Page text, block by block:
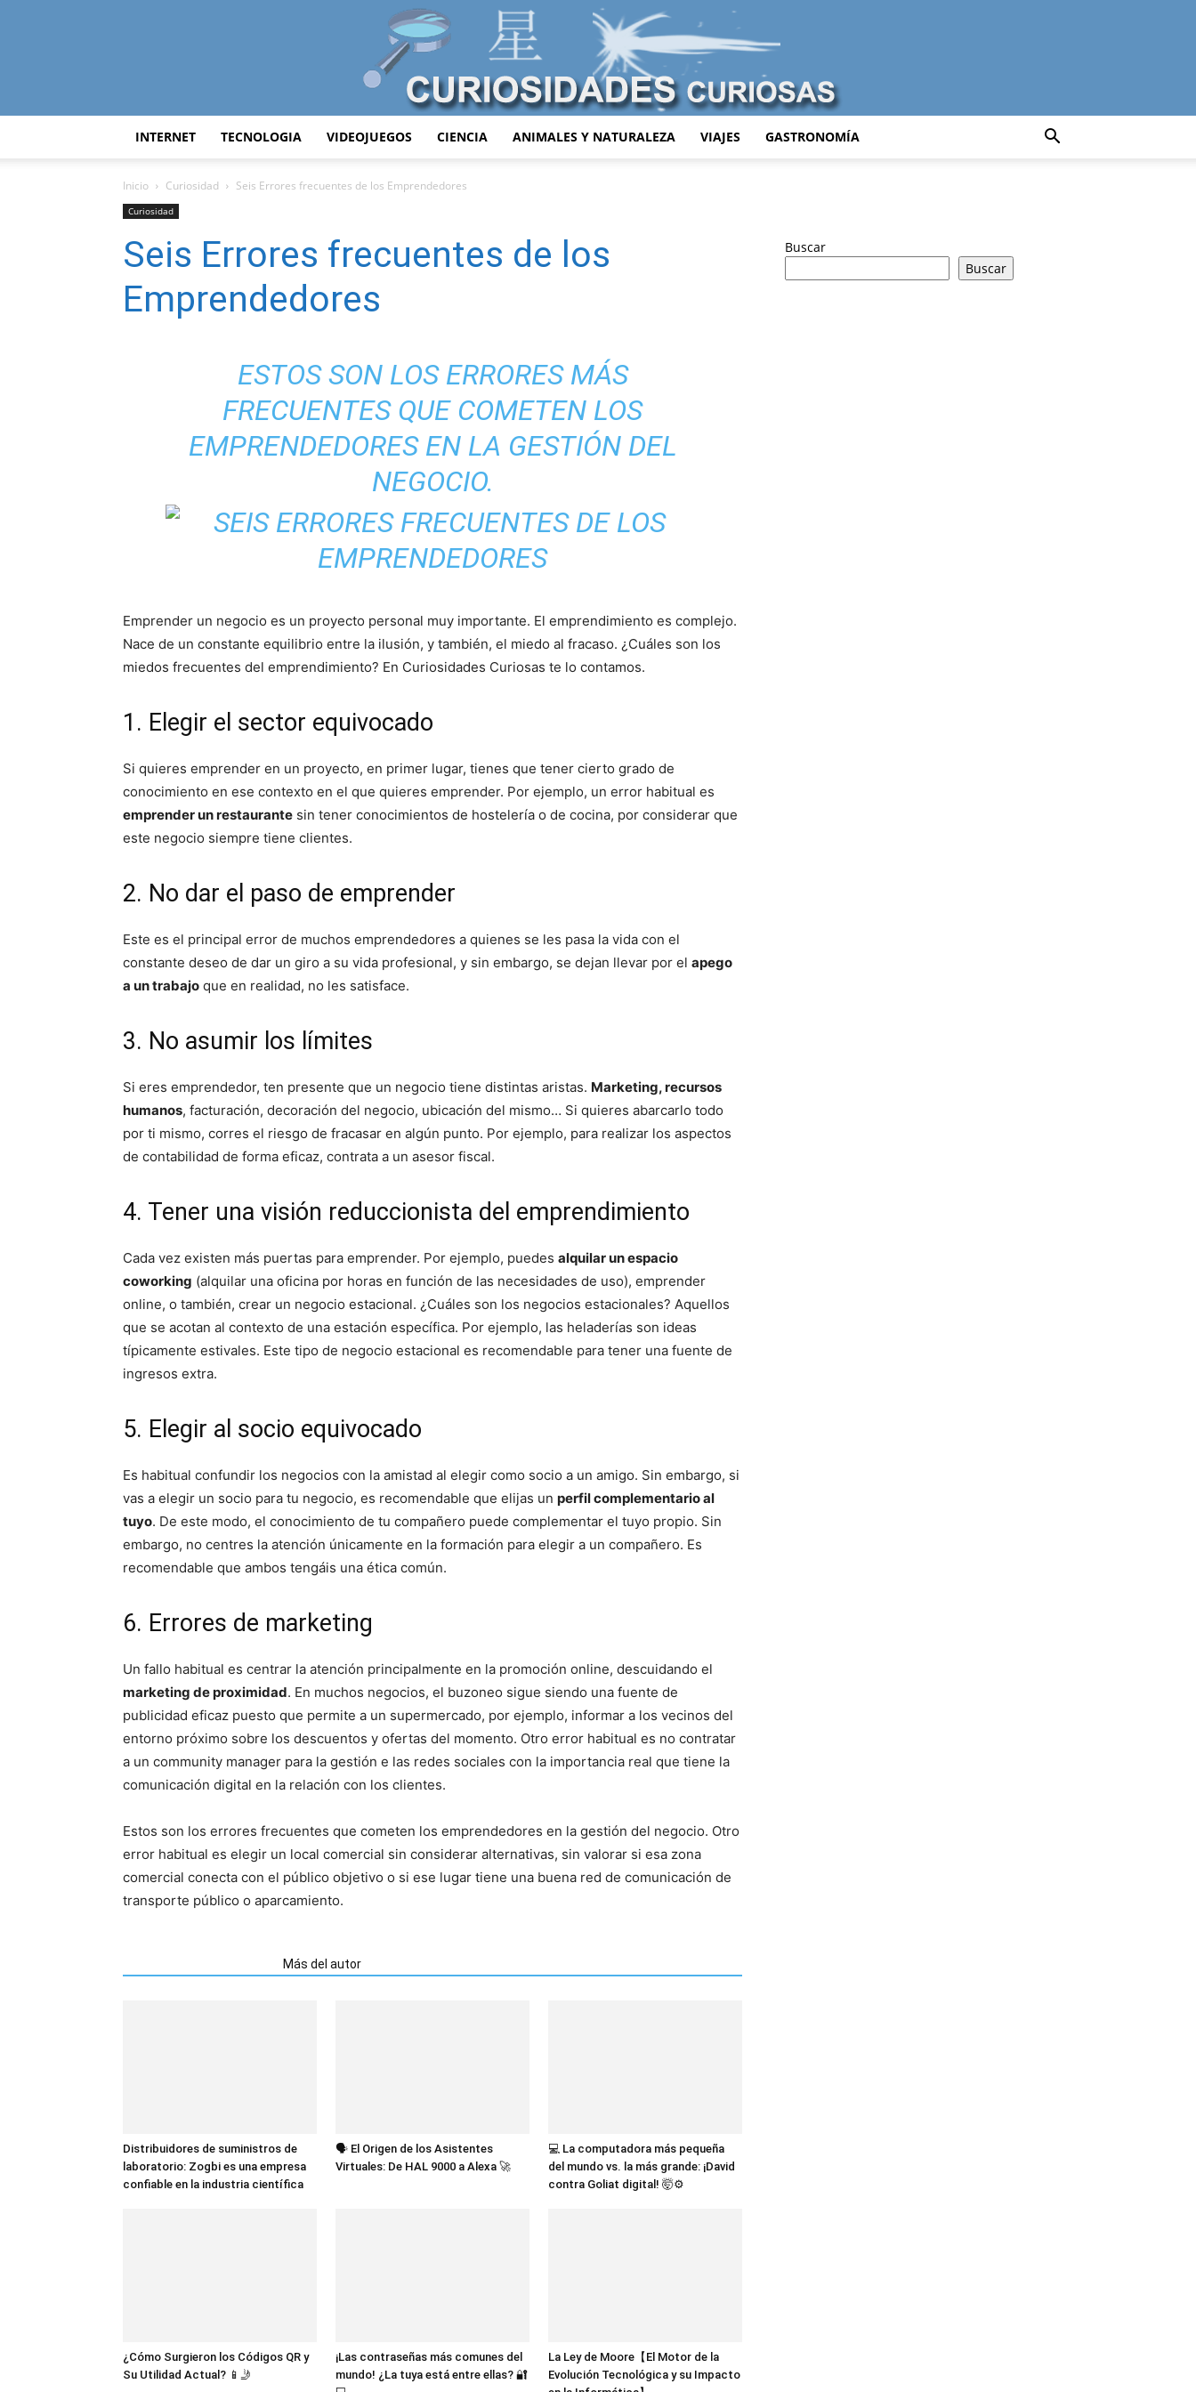
del
Mundo
INTERNET TECNOLOGIA VIDEOJUEGOS CIENCIA ANIMALES Y NATURALEZA VIAJES GASTRONOMÍA
Inicio Curiosidad Seis Errores frecuentes de los Emprendedores
Curiosidad
Seis Errores frecuentes de los
Emprendedores
ESTOS SON LOS ERRORES MÁS
FRECUENTES QUE COMETEN LOS
EMPRENDEDORES EN LA GESTIÓN DEL
NEGOCIO.
Emprender un negocio es un proyecto personal muy importante. El emprendimiento es complejo.
Nace de un constante equilibrio entre la ilusión, y también, el miedo al fracaso. ¿Cuáles son los
miedos frecuentes del emprendimiento? En Curiosidades Curiosas te lo contamos.
1. Elegir el sector equivocado
Si quieres emprender en un proyecto, en primer lugar, tienes que tener cierto grado de
conocimiento en ese contexto en el que quieres emprender. Por ejemplo, un error habitual es
emprender un restaurante sin tener conocimientos de hostelería o de cocina, por considerar que
este negocio siempre tiene clientes.
2. No dar el paso de emprender
Este es el principal error de muchos emprendedores a quienes se les pasa la vida con el
constante deseo de dar un giro a su vida profesional, y sin embargo, se dejan llevar por el apego
a un trabajo que en realidad, no les satisface.
3. No asumir los límites
Si eres emprendedor, ten presente que un negocio tiene distintas aristas. Marketing, recursos
humanos, facturación, decoración del negocio, ubicación del mismo… Si quieres abarcarlo todo
por ti mismo, corres el riesgo de fracasar en algún punto. Por ejemplo, para realizar los aspectos
de contabilidad de forma eficaz, contrata a un asesor fiscal.
4. Tener una visión reduccionista del emprendimiento
Cada vez existen más puertas para emprender. Por ejemplo, puedes alquilar un espacio
coworking (alquilar una oficina por horas en función de las necesidades de uso), emprender
online, o también, crear un negocio estacional. ¿Cuáles son los negocios estacionales? Aquellos
que se acotan al contexto de una estación específica. Por ejemplo, las heladerías son ideas
típicamente estivales. Este tipo de negocio estacional es recomendable para tener una fuente de
ingresos extra.
5. Elegir al socio equivocado
Es habitual confundir los negocios con la amistad al elegir como socio a un amigo. Sin embargo, si
vas a elegir un socio para tu negocio, es recomendable que elijas un perfil complementario al
tuyo. De este modo, el conocimiento de tu compañero puede complementar el tuyo propio. Sin
embargo, no centres la atención únicamente en la formación para elegir a un compañero. Es
recomendable que ambos tengáis una ética común.
6. Errores de marketing
Un fallo habitual es centrar la atención principalmente en la promoción online, descuidando el
marketing de proximidad. En muchos negocios, el buzoneo sigue siendo una fuente de
publicidad eficaz puesto que permite a un supermercado, por ejemplo, informar a los vecinos del
entorno próximo sobre los descuentos y ofertas del momento. Otro error habitual es no contratar
a un community manager para la gestión e las redes sociales con la importancia real que tiene la
comunicación digital en la relación con los clientes.
Estos son los errores frecuentes que cometen los emprendedores en la gestión del negocio. Otro
error habitual es elegir un local comercial sin considerar alternativas, sin valorar si esa zona
comercial conecta con el público objetivo o si ese lugar tiene una buena red de comunicación de
transporte público o aparcamiento.
Más del autor
Distribuidores de suministros de
laboratorio: Zogbi es una empresa
confiable en la industria científica
🗣️ El Origen de los Asistentes
Virtuales: De HAL 9000 a Alexa 🚀
💻 La computadora más pequeña
del mundo vs. la más grande: ¡David
contra Goliat digital! 🤯⚙️
¿Cómo Surgieron los Códigos QR y
Su Utilidad Actual? 📱🤳
¡Las contraseñas más comunes del
mundo! ¿La tuya está entre ellas? 🔐
La Ley de Moore【El Motor de la
Evolución Tecnológica y su Impacto
Buscar
Buscar